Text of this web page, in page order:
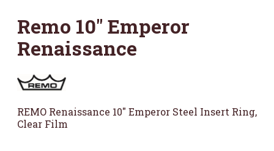
Remo 10″ Emperor
Renaissance
REMO Renaissance 10″ Emperor Steel Insert Ring,
Clear Film